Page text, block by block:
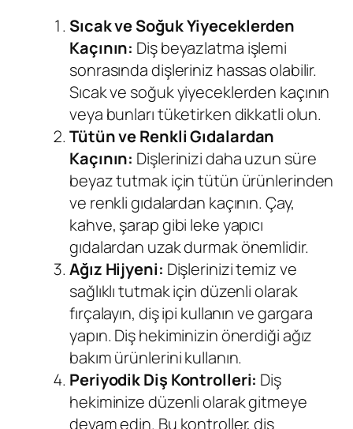
Sıcak ve Soğuk Yiyeceklerden
Kaçının: Diş beyazlatma işlemi
sonrasında dişleriniz hassas olabilir.
Sıcak ve soğuk yiyeceklerden kaçının
veya bunları tüketirken dikkatli olun.
Tütün ve Renkli Gıdalardan
Kaçının: Dişlerinizi daha uzun süre
beyaz tutmak için tütün ürünlerinden
ve renkli gıdalardan kaçının. Çay,
kahve, şarap gibi leke yapıcı
gıdalardan uzak durmak önemlidir.
Ağız Hijyeni: Dişlerinizi temiz ve
sağlıklı tutmak için düzenli olarak
fırçalayın, diş ipi kullanın ve gargara
yapın. Diş hekiminizin önerdiği ağız
bakım ürünlerini kullanın.
Periyodik Diş Kontrolleri: Diş
hekiminize düzenli olarak gitmeye
devam edin. Bu kontroller, diş